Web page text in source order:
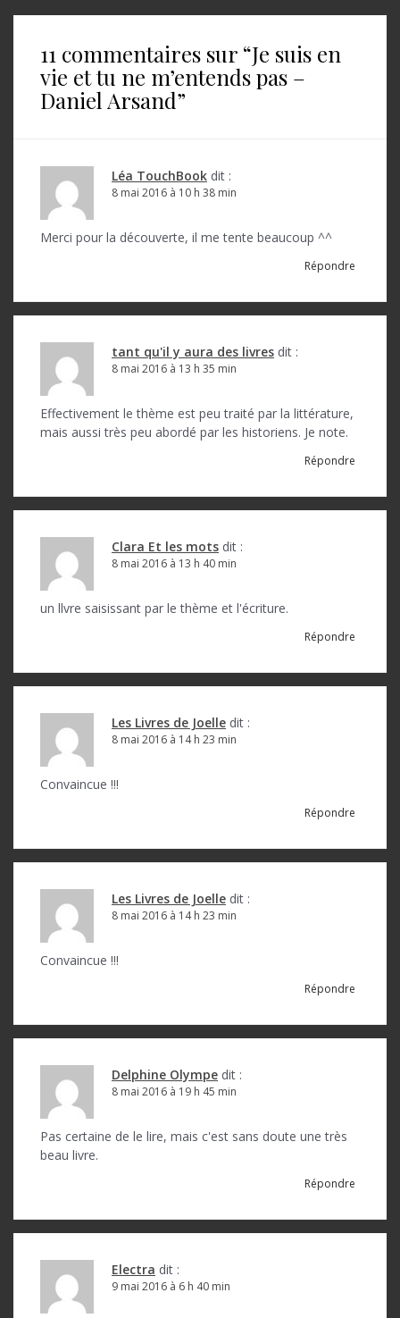
l
’
l
11 commentaires sur “Je suis en
vie et tu ne m’entends pas –
Daniel Arsand”
Léa TouchBook dit :
8 mai 2016 à 10 h 38 min
Merci pour la découverte, il me tente beaucoup ^^
Répondre
tant qu'il y aura des livres dit :
8 mai 2016 à 13 h 35 min
Effectivement le thème est peu traité par la littérature,
mais aussi très peu abordé par les historiens. Je note.
Répondre
Clara Et les mots dit :
8 mai 2016 à 13 h 40 min
un llvre saisissant par le thème et l'écriture.
Répondre
Les Livres de Joelle dit :
8 mai 2016 à 14 h 23 min
Convaincue !!!
Répondre
Les Livres de Joelle dit :
8 mai 2016 à 14 h 23 min
Convaincue !!!
Répondre
Delphine Olympe dit :
8 mai 2016 à 19 h 45 min
Pas certaine de le lire, mais c'est sans doute une très
beau livre.
Répondre
Electra dit :
9 mai 2016 à 6 h 40 min